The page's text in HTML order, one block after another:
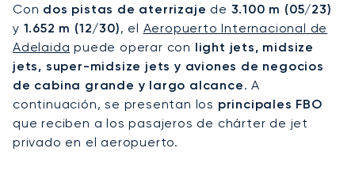
Con dos pistas de aterrizaje de 3.100 m (05/23)
y 1.652 m (12/30), el Aeropuerto Internacional de
Adelaida puede operar con light jets, midsize
jets, super-midsize jets y aviones de negocios
de cabina grande y largo alcance. A
continuación, se presentan los principales FBO
que reciben a los pasajeros de chárter de jet
privado en el aeropuerto.